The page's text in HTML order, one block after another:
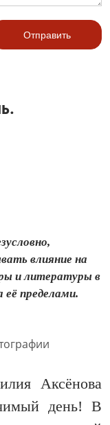
Отправить
влияние на
и литературы в
её пределами.
Аксёнова
день! В